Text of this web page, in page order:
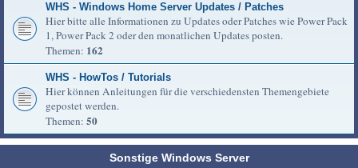
WHS - Windows Home Server Updates / Patches
Hier bitte alle Informationen zu Updates oder Patches wie Power Pack
1, Power Pack 2 oder den monatlichen Updates posten.
Themen: 162
WHS - HowTos / Tutorials
Hier können Anleitungen für die verschiedensten Themengebiete
gepostet werden.
Themen: 50
Sonstige Windows Server